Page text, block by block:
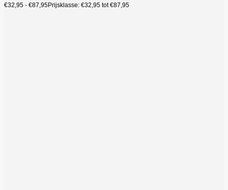
€32,95 - €87,95Prijsklasse: €32,95 tot €87,95